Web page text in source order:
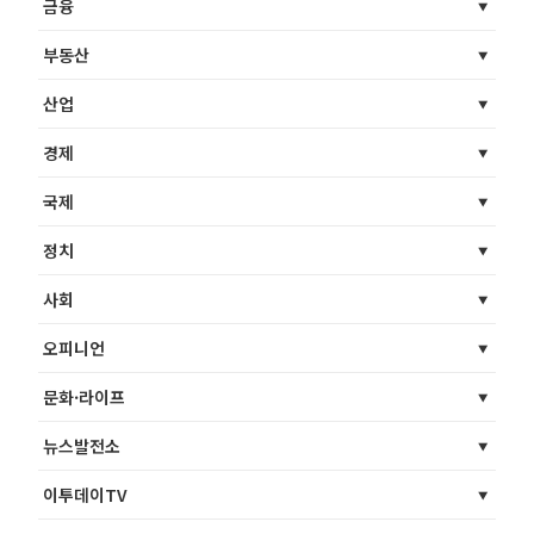
금융
부동산
산업
경제
국제
정치
사회
오피니언
문화·라이프
뉴스발전소
이투데이TV